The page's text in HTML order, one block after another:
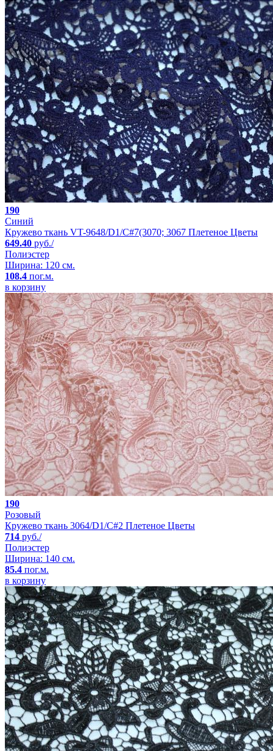
190
Синий
Кружево ткань VT-9648/D1/C#7(3070; 3067 Плетеное Цветы
649.40 руб./
Полиэстер
Ширина: 120 см.
108.4 пог.м.
в корзину
190
Розовый
Кружево ткань 3064/D1/C#2 Плетеное Цветы
714 руб./
Полиэстер
Ширина: 140 см.
85.4 пог.м.
в корзину